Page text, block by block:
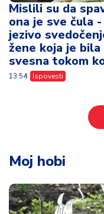
Mislili su da
ona je sve čula -
jezivo
žene koja je bila
svesna tokom
13:54 Ispovesti
Moj hobi